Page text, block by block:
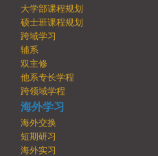
大学部课程规划
硕士班课程规划
跨域学习
辅系
双主修
他系专长学程
跨领域学程
海外学习
海外交换
短期研习
海外实习